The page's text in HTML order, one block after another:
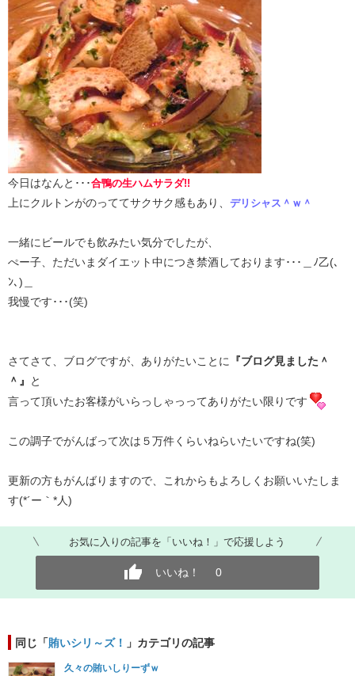
今日はなんと･･･合鴨の生ハムサラダ!!
上にクルトンがのっててサクサク感もあり、 デリシャス＾ｗ＾
一緒にビールでも飲みたい気分でしたが、
ぺー子、ただいまダイエット中につき禁酒しております･･･＿ﾉ乙(､
ﾝ､)＿
我慢です･･･(笑)
さてさて、ブログですが、ありがたいことに
『ブログ見ました＾
＾』
と
言って頂いたお客様がいらっしゃっってありがたい限りです
この調子でがんばって次は５万件くらいねらいたいですね(笑)
更新の方もがんばりますので、これからもよろしくお願いいたしま
す(*´ー｀*人)
お気に入りの記事を「いいね！」で応援しよう
いいね！ 0
同じ「賄いシリ～ズ！ 」カテゴリの記事
久々の賄いしりーずｗ